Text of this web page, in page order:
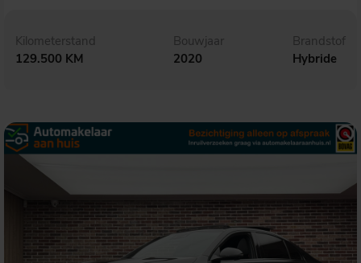
Kilometerstand
129.500 KM
Bouwjaar
2020
Brandstof
Hybride